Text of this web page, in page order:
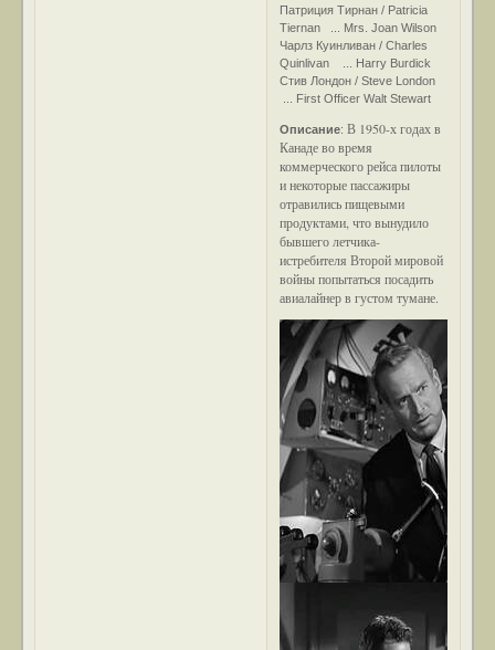
Патриция Тирнан / Patricia
Tiernan ... Mrs. Joan Wilson
Чарлз Куинливан / Charles
Quinlivan ... Harry Burdick
Стив Лондон / Steve London
... First Officer Walt Stewart
Описание:В 1950-х годах в
Канаде во время
коммерческого рейса пилоты
и некоторые пассажиры
отравились пищевыми
продуктами, что вынудило
бывшего летчика-
истребителя Второй мировой
войны попытаться посадить
авиалайнер в густом тумане.